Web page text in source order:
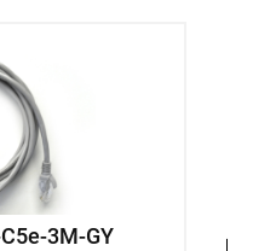
3М-GY